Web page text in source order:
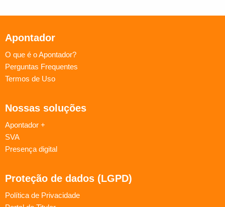
Apontador
O que é o Apontador?
Perguntas Frequentes
Termos de Uso
Nossas soluções
Apontador +
SVA
Presença digital
Proteção de dados (LGPD)
Política de Privacidade